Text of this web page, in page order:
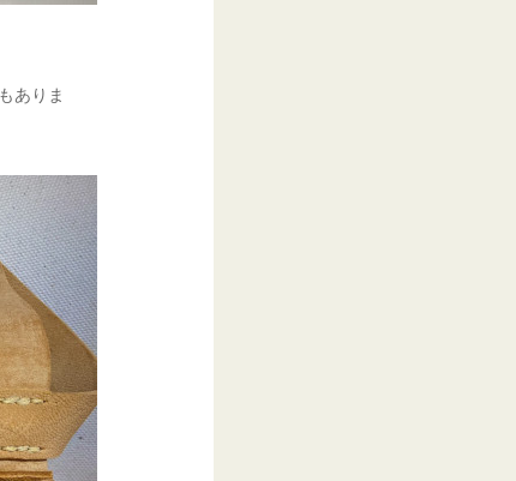
ありま